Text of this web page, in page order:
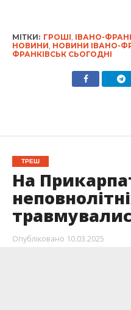
МІТКИ: ГРОШІ, ІВАНО-
НОВИНИ, НОВИНИ ІВАНО-
ФРАНКІВСЬК СЬОГОДНІ
ТРЕШ
На
Опубліковано 10.03.2025